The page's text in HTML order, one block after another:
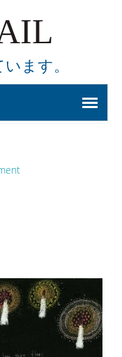
ます。